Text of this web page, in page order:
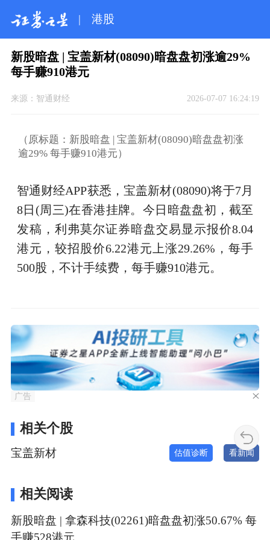
| 港股
新股暗盘 | 宝盖新材(08090)暗盘盘初涨逾29%
每手赚910港元
来源： 智通财经 2026-07-07 16:24:19
（原标题：新股暗盘 | 宝盖新材(08090)暗盘盘初涨
逾29% 每手赚910港元）
智通财经APP获悉，宝盖新材(08090)将于7月
8日(周三)在香港挂牌。今日暗盘盘初，截至
发稿，利弗莫尔证券暗盘交易显示报价8.04
港元，较招股价6.22港元上涨29.26%，每手
500股，不计手续费，每手赚910港元。
广告
相关个股
宝盖新材 估值诊断 看新闻
相关阅读
新股暗盘 | 拿森科技(02261)暗盘盘初涨50.67% 每
手赚528港元